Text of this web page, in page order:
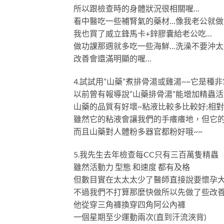
所以跟檢查時的身體狀況很相關喔…
看中醫吃一些補腎氣的藥材…像我老公就
我也買了威立鋒馬卡+鋅膠囊給老公吃…
做功課那週就多吃一些海鮮…洗澡不要沖
改善會還滿明顯的喔…
4.試試用”山藥”煮排骨湯或雞湯~~它是種
以前曾有報導說”山藥排骨湯”能增加精蟲
山藥的品質有好壞~粘液比較多比較好;相
雖然它的粘液會讓我們的手癢癢地，但它
而且山藥對人體粉多器官都粉好哦~~
5.我先生去年檢查每CC只有三百萬隻精蟲
雖然活動力 型態 和速度 都有及格
但數目實在太太太少了醫師直接說要懷孕
不過我們不打算那麼快做所以先做了些改
他從穿三角褲換穿四角阿公內褲
一個星期至少運動兩次(直到汗流浹背)